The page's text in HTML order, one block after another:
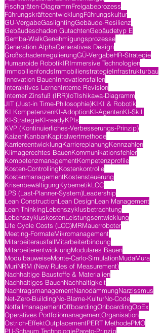
Fischgräten-DiagrammFreigabeprozess
FührungskräfteentwicklungFührungskultur
GU-VergabeGaslightingGebäude-Resilienz
Gebäudeschaden GutachtenGebäudetyp E
Gemba-WalkGenehmigungsprozesse
Generation AlphaGeneratives Design
GroßschadenregulierungGÜ-VergabeHR-Strategie
Humanoide RobotikIRImmersive Technologien
ImmobilienfondsImmobilienstrategieInfrastrukturbau
Innovation BauenInnovationsfallen
Interaktives LernenInterne Revision
Interner Zinsfuß (IRR)IoTIshikawa-Diagramm
JIT (Just-in Time-Philosophie)KIKI & Robotik
KI KompetenzenKI-AdoptionKI-AgentenKI-Skill
KI-StrategieKI-readyKPIs
KVP (Kontinuierliches-Verbesserungs-Prinzip)
KaizenKanbanKapitalwertmethode
KarriereentwicklungKarriereplanungKennzahlen
Klimagerechtes BauenKommunikationsfehler
KompetenzmanagementKompetenzprofile
Kosten-ControllingKostenkontrolle
KostenmanagementKostensteuerung
KrisenbewältigungKybernetikLCC
LPS (Last-Planner-System)Leadership
Lean ConstructionLean DesignLean Management
Lean ThinkingLebenszyklusbetrachtung
LebenszykluskostenLeistungsentwicklung
Life Cycle Costs (LCC)MRMauerroboter
Meeting-FormateMikromanagement
MitarbeiterausfallMitarbeiterbindung
MitarbeiterentwicklungModulares Bauen
ModulbauweiseMonte-Carlo-SimulationMudaMura
MuriNRM (New Rules of Measurement)
Nachhaltige Baustoffe & Materialien
Nachhaltiges BauenNachhaltigkeit
NachtragsmanagementNanodämmungNarzissmus
Net-Zero-BuildingNo-Blame-KulturNo-Code
NotfallmanagementOffboardingOnboardingOpEx
Operatives PortfoliomanagementOrganisation
Ostrich-EffektOutplacementPERT MethodePMO
PU-Schaum TechnologiePareto-Prinzip